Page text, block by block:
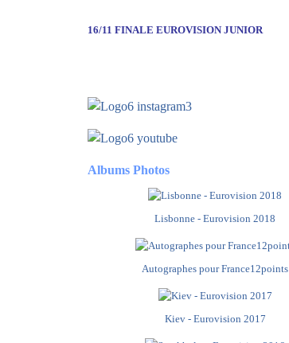
16/11 FINALE EUROVISION JUNIOR
Albums Photos
Lisbonne - Eurovision 2018
Autographes pour France12points
Kiev - Eurovision 2017